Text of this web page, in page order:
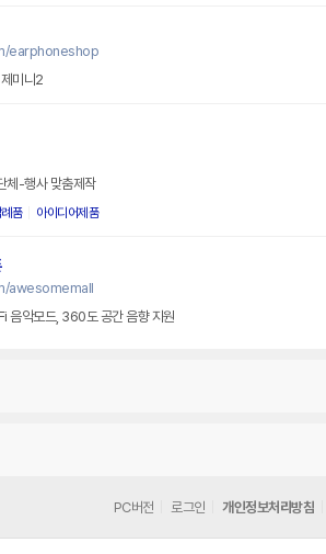
earphoneshop
미니2
체-행사 맞춤제작
품 아이디어제품
awesomemall
음악모드, 360도 공간 음향 지원
PC버전 로그인 개인정보처리방침